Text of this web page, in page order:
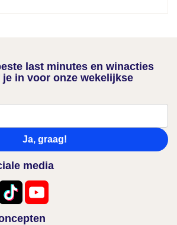
last minutes en winacties
in voor onze wekelijkse
Ja, graag!
media